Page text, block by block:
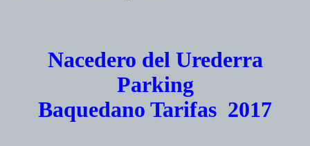
Nacedero del Urederra
Parking
Baquedano Tarifas 2017